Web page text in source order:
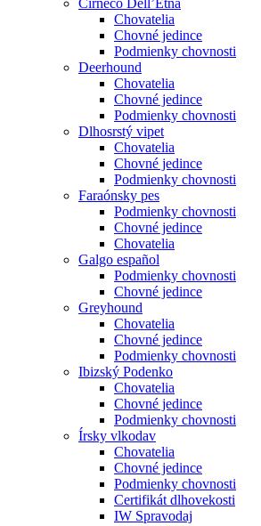
Cirneco Dell’Etna
Chovatelia
Chovné jedince
Podmienky chovnosti
Deerhound
Chovatelia
Chovné jedince
Podmienky chovnosti
Dlhosrstý vipet
Chovatelia
Chovné jedince
Podmienky chovnosti
Faraónsky pes
Podmienky chovnosti
Chovné jedince
Chovatelia
Galgo español
Podmienky chovnosti
Chovné jedince
Greyhound
Chovatelia
Chovné jedince
Podmienky chovnosti
Ibizský Podenko
Chovatelia
Chovné jedince
Podmienky chovnosti
Írsky vlkodav
Chovatelia
Chovné jedince
Podmienky chovnosti
Certifikát dlhovekosti
IW Spravodaj